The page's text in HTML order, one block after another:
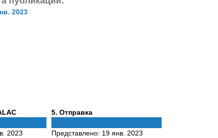
2023
2023
5Phase
. Отправка
Представлено: 19 янв. 2023